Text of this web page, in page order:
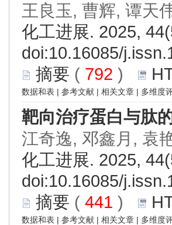
王良玉, 曹辉, 谭天
化工进展. 2025,
doi:10.16085/
摘要 ( 792 )
数据和表 | 参考文献 | 相关文章 | 多维度
靶向治疗蛋白与肽
江奇逸, 邓鑫月, 袁
化工进展. 2025,
doi:10.16085/
摘要 ( 441 )
数据和表 | 参考文献 | 相关文章 | 多维度